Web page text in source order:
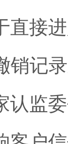
直接
销记
认监